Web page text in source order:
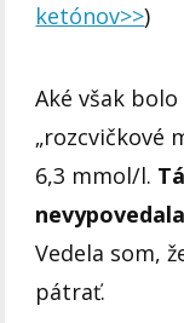
ketónov>>)
Aké však
„rozcvičkové
6,3 mmol/l.
Vedela som,
pátrať.